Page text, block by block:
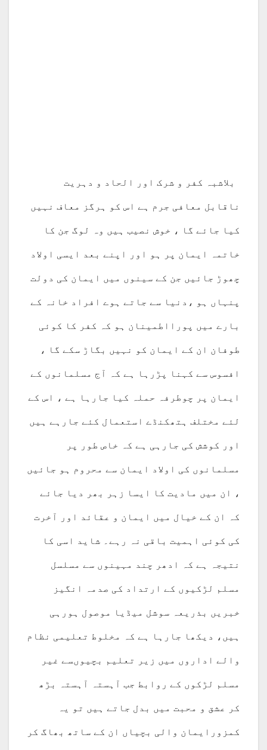
بلاشبہ کفر و شرک اور الحاد و دہریت
ناقابل معافی جرم ہے اس کو ہرگز معاف نہیں
کیا جائے گا ، خوش نصیب ہیں وہ لوگ جن کا
خاتمہ ایمان پر ہو اور اپنے بعد ایسی اولاد
چھوڑ جائیں جن کے سینوں میں ایمان کی دولت
پنہاں ہو ،دنیا سے جاتے ہوے افراد خانہ کے
بارے میں پورااطمینان ہو کہ کفر کا کوئی
طوفان ان کے ایمان کو نہیں بگاڑ سکے گا ،
افسوس سے کہنا پڑرہا ہے کہ آج مسلمانوں کے
ایمان پر چوطرفہ حملہ کیا جارہا ہے ، اس کے
لئے مختلف ہتھکنڈے استعمال کئے جارہے ہیں
اور کوشش کی جارہی ہے کہ خاص طور پر
مسلمانوں کی اولاد ایمان سے محروم ہو جائیں
، ان میں مادیت کا ایسا زہر بھر دیا جائے
کہ ان کے خیال میں ایمان و عقائد اور آخرت
کی کوئی اہمیت باقی نہ رہے۔ شاید اسی کا
نتیجہ ہے کہ ادھر چند مہینوں سے مسلسل
مسلم لڑکیوں کے ارتداد کی صدمہ انگیز
خبریں بذریعہ سوشل میڈیا موصول ہورہی
ہیں، دیکھا جارہا ہے کہ مخلوط تعلیمی نظام
والے اداروں میں زیر تعلیم بچیوںسے غیر
مسلم لڑکوں کے روابط جب آہستہ آہستہ بڑھ
کر عشق و محبت میں بدل جاتے ہیں تو یہ
کمزورایمان والی بچیاں ان کے ساتھ بھاگ کر